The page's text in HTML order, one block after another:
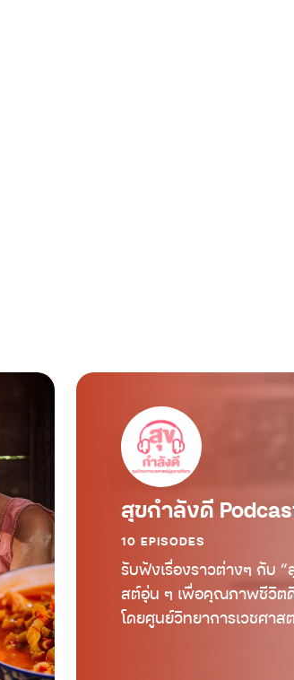
สุขกำลังดี
10 EPISODES
รับฟังเรื่องราวต่างๆ กับ
สต์อุ่น ๆ เพื่อคุณภาพชีวิต
โดยศูนย์วิทยาการเวชศา